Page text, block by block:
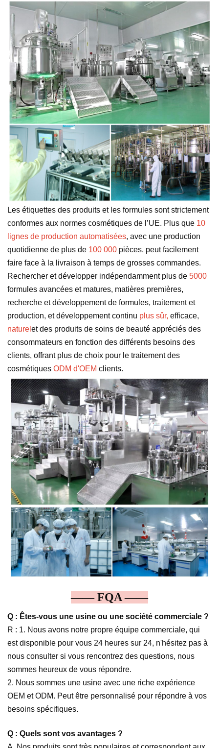
Les étiquettes des produits et les formules sont strictement
conformes aux normes cosmétiques de l’UE. Plus que 10
lignes de production automatisées, avec une production
quotidienne de plus de 100 000 pièces, peut facilement
faire face à la livraison à temps de grosses commandes.
Rechercher et développer indépendamment plus de 5000
formules avancées et matures, matières premières,
recherche et développement de formules, traitement et
production, et développement continu plus sûr, efficace,
naturel et des produits de soins de beauté appréciés des
consommateurs en fonction des différents besoins des
clients, offrant plus de choix pour le traitement des
cosmétiques ODM d'OEM clients.
—— FQA ——
Q : Êtes-vous une usine ou une société commerciale ?
R : 1. Nous avons notre propre équipe commerciale, qui
est disponible pour vous 24 heures sur 24, n'hésitez pas à
nous consulter si vous rencontrez des questions, nous
sommes heureux de vous répondre.
2. Nous sommes une usine avec une riche expérience
OEM et ODM. Peut être personnalisé pour répondre à vos
besoins spécifiques.
Q : Quels sont vos avantages ?